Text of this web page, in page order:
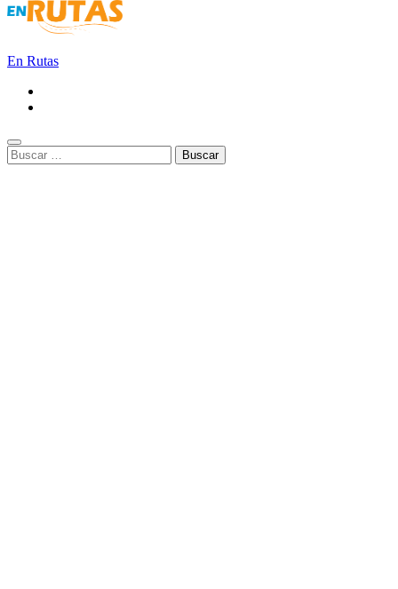
En Rutas
Buscar: